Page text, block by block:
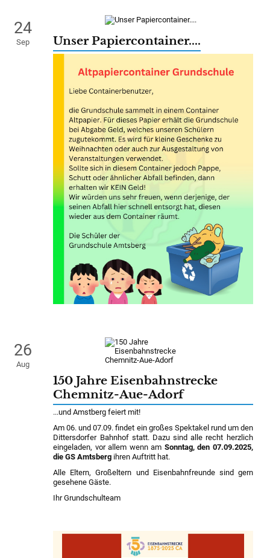
24
Sep Unser Papiercontainer....
26
Aug
150 Jahre Eisenbahnstrecke
Chemnitz-Aue-Adorf
...und Amstberg feiert mit!
Am 06. und 07.09. findet ein großes Spektakel rund um den
Dittersdorfer Bahnhof statt. Dazu sind alle recht herzlich
eingeladen, vor allem wenn am Sonntag, den 07.09.2025,
die GS Amtsberg ihren Auftritt hat.
Alle Eltern, Großeltern und Eisenbahnfreunde sind gern
gesehene Gäste.
Ihr Grundschulteam